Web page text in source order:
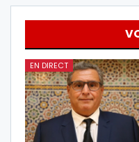
EN DIRECT